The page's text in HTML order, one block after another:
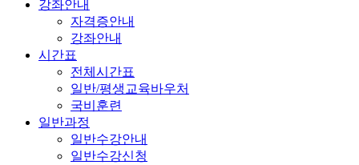
강좌안내
자격증안내
강좌안내
시간표
전체시간표
일반/평생교육바우처
국비훈련
일반과정
일반수강안내
일반수강신청